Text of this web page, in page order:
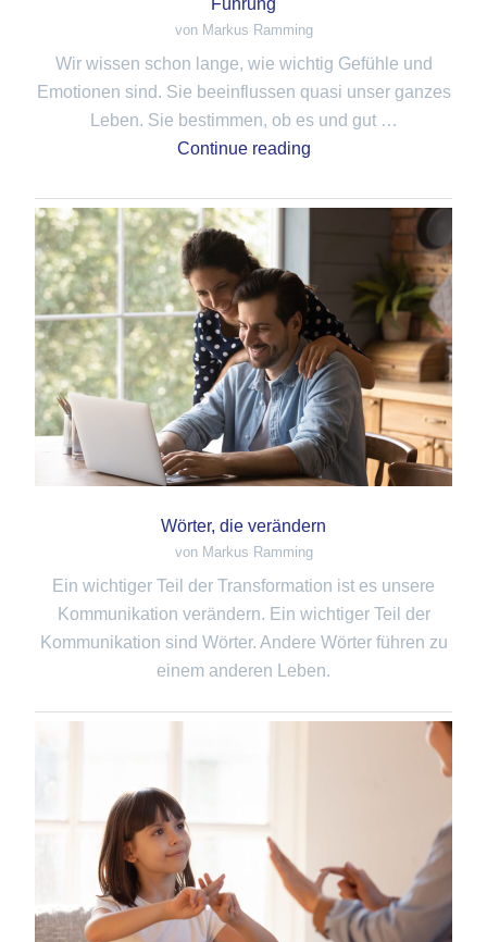
Führung
von Markus Ramming
Wir wissen schon lange, wie wichtig Gefühle und
Emotionen sind. Sie beeinflussen quasi unser ganzes
Leben. Sie bestimmen, ob es und gut …
Continue reading
Wörter, die verändern
von Markus Ramming
Ein wichtiger Teil der Transformation ist es unsere
Kommunikation verändern. Ein wichtiger Teil der
Kommunikation sind Wörter. Andere Wörter führen zu
einem anderen Leben.